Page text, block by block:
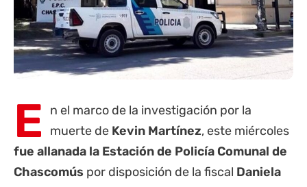
E
n el marco de la investigación por la
muerte de Kevin Martínez, este miércoles
fue allanada la Estación de Policía Comunal de
Chascomús por disposición de la fiscal Daniela